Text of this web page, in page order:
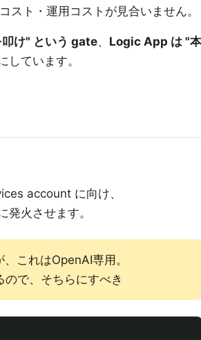
ト・運用コストが見合いません。
け" という gate、 Logic App は "本
しています。
account に向け、
火させます。
これはOpenAI専用。
で、そちらにすべき